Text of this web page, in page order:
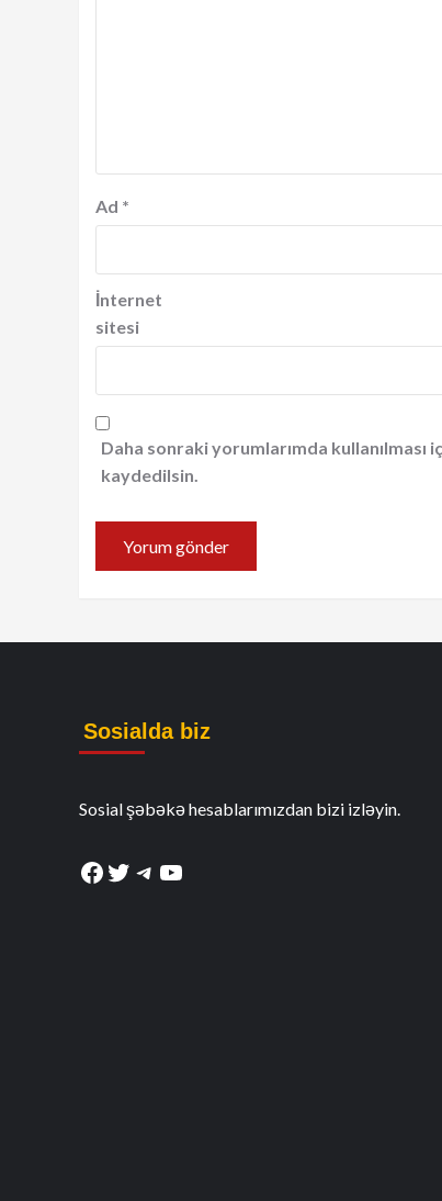
Ad *
İnternet
sitesi
Daha sonraki yorumlarımda kullanılması
kaydedilsin.
Sosialda biz
Sosial şəbəkə hesablarımızdan bizi izləyin.
Facebook
Twitter
Telegram
YouTube